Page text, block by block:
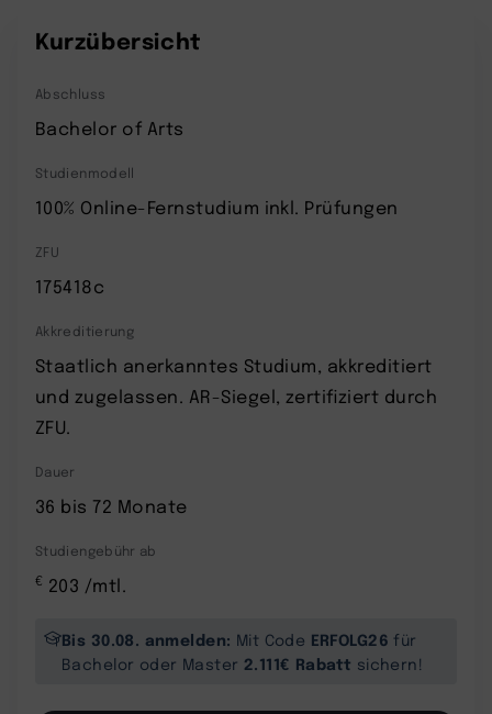
Kurzübersicht
Abschluss
Bachelor of Arts
Studienmodell
100% Online-Fernstudium inkl. Prüfungen
ZFU
175418c
Akkreditierung
Staatlich anerkanntes Studium, akkreditiert
und zugelassen. AR-Siegel, zertifiziert durch
ZFU.
Dauer
36 bis 72 Monate
Studiengebühr ab
€ 203 /mtl.
Bis 30.08. anmelden: Mit Code ERFOLG26 für
Bachelor oder Master 2.111€ Rabatt sichern!